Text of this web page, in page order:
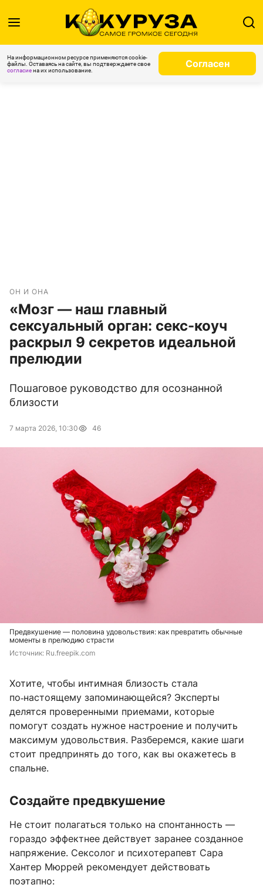
На информационном ресурсе применяются cookie-
файлы. Оставаясь на сайте, вы подтверждаете свое
согласиена их использование.
Согласен
ОН И ОНА
«Мозг — наш главный
сексуальный орган: секс-коуч
раскрыл 9 секретов идеальной
прелюдии
Пошаговое руководство для осознанной
близости
7 марта 2026, 10:30 46
Предвкушение — половина удовольствия: как превратить обычные
моменты в прелюдию страсти
Источник: Ru.freepik.com
Хотите, чтобы интимная близость стала
по‑настоящему запоминающейся? Эксперты
делятся проверенными приемами, которые
помогут создать нужное настроение и получить
максимум удовольствия. Разберемся, какие шаги
стоит предпринять до того, как вы окажетесь в
спальне.
Создайте предвкушение
Не стоит полагаться только на спонтанность —
гораздо эффектнее действует заранее созданное
напряжение. Сексолог и психотерапевт Сара
Хантер Мюррей рекомендует действовать
поэтапно: